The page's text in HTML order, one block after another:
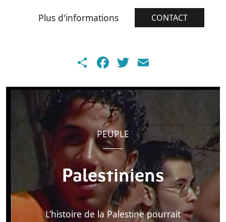
Plus d'informations CONTACT
ShareFacebook
Twitter
PEUPLE
Palestiniens
L’histoire de la Palestine pourrait